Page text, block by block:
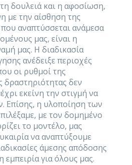
δουλειά και η αφοσίωση,
με την αίσθηση της
που αναπτύσσεται ανάμεσα
μας, είναι η
μας. Η διαδικασία
ανέδειξε περιοχές
οι ρυθμοί της
δραστηριότητας δεν
εκείνη την στιγμή να
Επίσης, η υλοποίηση των
με τον δομημένο
το μοντέλο, μας
να αναπτύξουμε
άμεσης απόδοσης
εμπειρία για όλους μας.